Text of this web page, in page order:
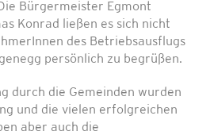
Bürgermeister Egmont
Konrad ließen es sich nicht
des Betriebsausflugs
persönlich zu begrüßen.
durch die Gemeinden wurden
und die vielen erfolgreichen
aber auch die